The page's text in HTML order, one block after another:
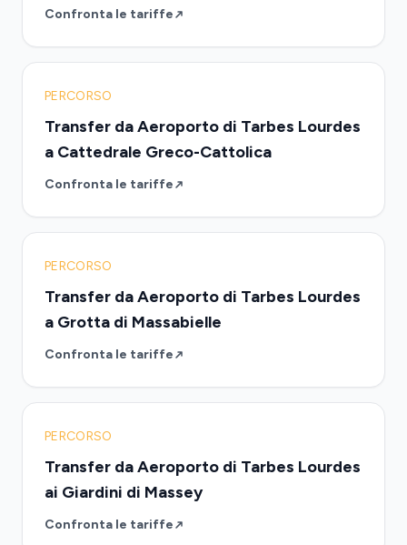
Confronta le tariffe
PERCORSO
Transfer da Aeroporto di Tarbes Lourdes
a Cattedrale Greco-Cattolica
Confronta le tariffe
PERCORSO
Transfer da Aeroporto di Tarbes Lourdes
a Grotta di Massabielle
Confronta le tariffe
PERCORSO
Transfer da Aeroporto di Tarbes Lourdes
ai Giardini di Massey
Confronta le tariffe